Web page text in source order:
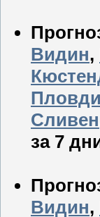
Видин,
Сливен
за 7
Видин,